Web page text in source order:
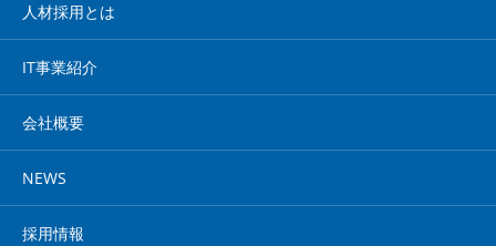
人材採用とは
IT事業紹介
会社概要
NEWS
採用情報